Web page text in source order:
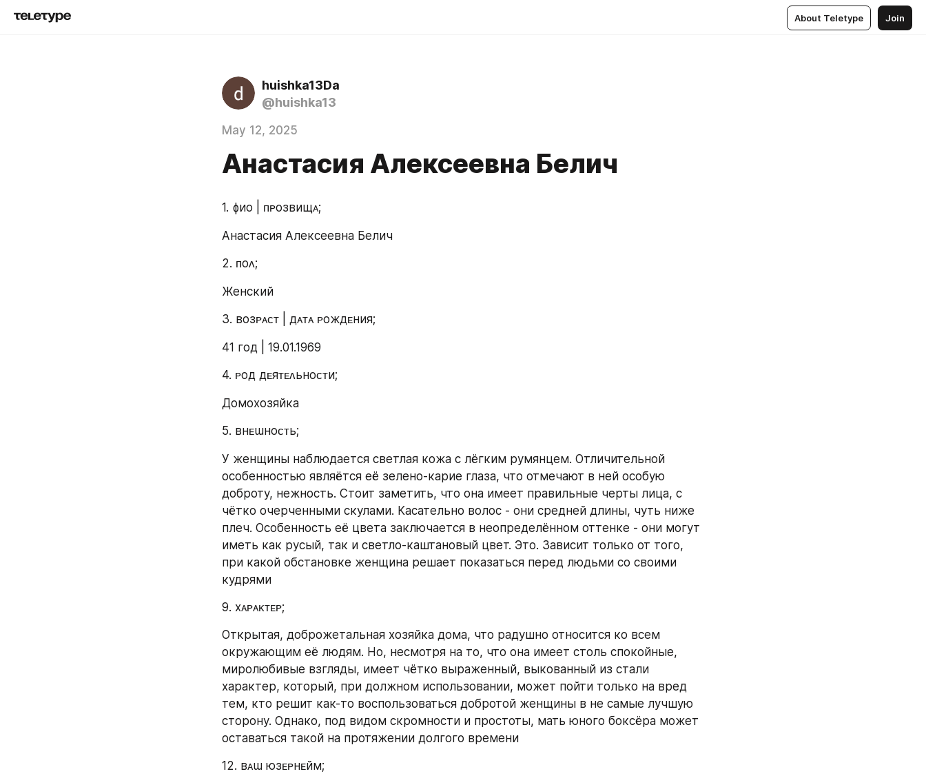
About Teletype Join
huishka13Da
@huishka13
May 12, 2025
Анастасия Алексеевна Белич
1. ɸио | ᴨᴩозʙищᴀ;
Анастасия Алексеевна Белич
2. ᴨоᴧ;
Женский
3. ʙозᴩᴀᴄᴛ | дᴀᴛᴀ ᴩождᴇния;
41 год | 19.01.1969
4. ᴩод дᴇяᴛᴇᴧьноᴄᴛи;
Домохозяйка
5. ʙнᴇɯноᴄᴛь;
У женщины наблюдается светлая кожа с лёгким румянцем. Отличительной
особенностью являётся её зелено-карие глаза, что отмечают в ней особую
доброту, нежность. Стоит заметить, что она имеет правильные черты лица, с
чётко очерченными скулами. Касательно волос - они средней длины, чуть ниже
плеч. Особенность её цвета заключается в неопределённом оттенке - они могут
иметь как русый, так и светло-каштановый цвет. Это. Зависит только от того,
при какой обстановке женщина решает показаться перед людьми со своими
кудрями
9. хᴀᴩᴀᴋᴛᴇᴩ;
Открытая, доброжетальная хозяйка дома, что радушно относится ко всем
окружающим её людям. Но, несмотря на то, что она имеет столь спокойные,
миролюбивые взгляды, имеет чётко выраженный, выкованный из стали
характер, который, при должном использовании, может пойти только на вред
тем, кто решит как-то воспользоваться добротой женщины в не самые лучшую
сторону. Однако, под видом скромности и простоты, мать юного боксёра может
оставаться такой на протяжении долгого времени
12. ʙᴀɯ юзᴇᴩнᴇйм;